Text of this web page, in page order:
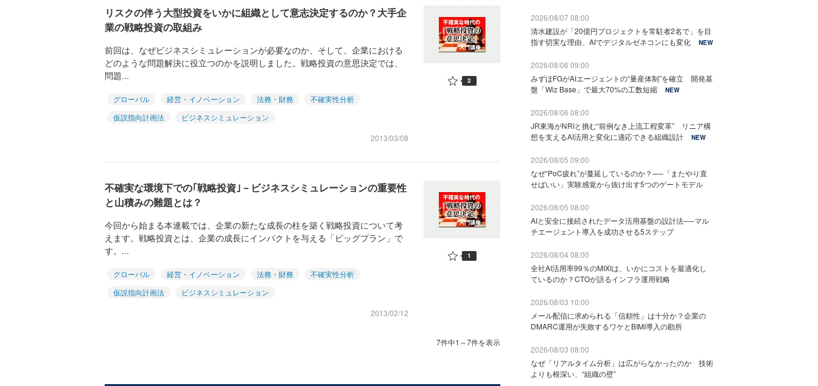
リスクの伴う大型投資をいかに組織として意志決定するのか？大手企
業の戦略投資の取組み
前回は、なぜビジネスシミュレーションが必要なのか、そして、企業における
どのような問題解決に役立つのかを説明しました。戦略投資の意思決定では、
問題...
グローバル 経営・イノベーション 法務・財務
不確実性分析
仮説指向計画法
ビジネスシミュレーション
2013/03/08
2
不確実な環境下での｢戦略投資｣－ビジネスシミュレーションの重要性
と山積みの難題とは？
今回から始まる本連載では、企業の新たな成長の柱を築く戦略投資について考
えます。戦略投資とは、企業の成長にインパクトを与える「ビッグプラン」で
す。...
グローバル 経営・イノベーション 法務・財務
不確実性分析
仮説指向計画法
ビジネスシミュレーション
2013/02/12
1
7件中1～7件を表示
2026/08/07 08:00
清水建設が「20億円プロジェクトを常駐者2名で」を目
指す切実な理由、AIでデジタルゼネコンにも変化
NEW
2026/08/06 09:00
みずほFGがAIエージェントの“量産体制”を確立 開発基
盤「Wiz Base」で最大70%の工数短縮
NEW
2026/08/06 08:00
JR東海がNRIと挑む“前例なき上流工程変革” リニア構
想を支えるAI活用と変化に適応できる組織設計
NEW
2026/08/05 09:00
なぜ“PoC疲れ”が蔓延しているのか？──「またやり直
せばいい」実験感覚から抜け出す5つのゲートモデル
2026/08/05 08:00
AIと安全に接続されたデータ活用基盤の設計法──マル
チエージェント導入を成功させる5ステップ
2026/08/04 08:00
全社AI活用率99％のMIXIは、いかにコストを最適化し
ているのか？CTOが語るインフラ運用戦略
2026/08/03 10:00
メール配信に求められる「信頼性」は十分か？企業の
DMARC運用が失敗するワケとBIMI導入の勘所
2026/08/03 08:00
なぜ「リアルタイム分析」は広がらなかったのか 技術
よりも根深い、“組織の壁”